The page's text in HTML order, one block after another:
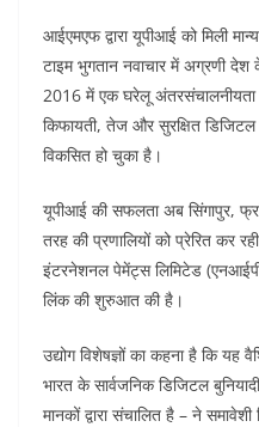
आईएमएफ द्वारा यूपीआई को मिली
टाइम भुगतान नवाचार में अग्रणी
2016 में एक घरेलू
किफायती, तेज और सुरक्षित
विकसित हो चुका है।
यूपीआई की सफलता अब सिंगापुर,
तरह की प्रणालियों को प्रेरित कर
इंटरनेशनल पेमेंट्सलिमिटेड
लिंक की शुरुआत की है।
उद्योग विशेषज्ञों का कहना है कि यह
भारत के सार्वजनिक डिजिटल
मानकों द्वारा संचालित है – ने